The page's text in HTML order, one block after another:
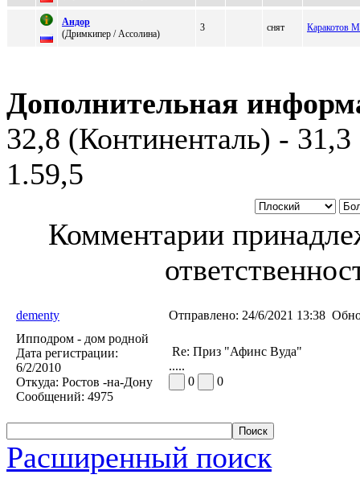
Aндop
(Дpимкипеp / Ассолинa)
3 снят Каракотов
Дополнительная
32,8 (Континенталь) -
1.59,5
Комментарии
dementy Отправлено: 24/6/2021 13:38
Ипподром - дом родной
Дата регистрации:
6/2/2010
Откуда: Ростов -на-Дону
Сообщений: 4975
Re: Приз "Афинс Вуда"
.....
0
0
Расширенный поиск